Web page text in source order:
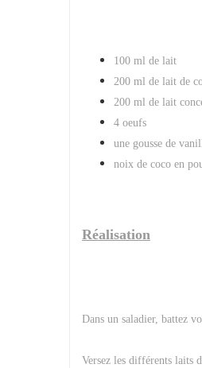
100 ml de lait
200 ml de lait de
200 ml de lait
4 oeufs
une gousse de
noix de coco en
Réalisation
Dans un saladier, battez
Versez les différents laits